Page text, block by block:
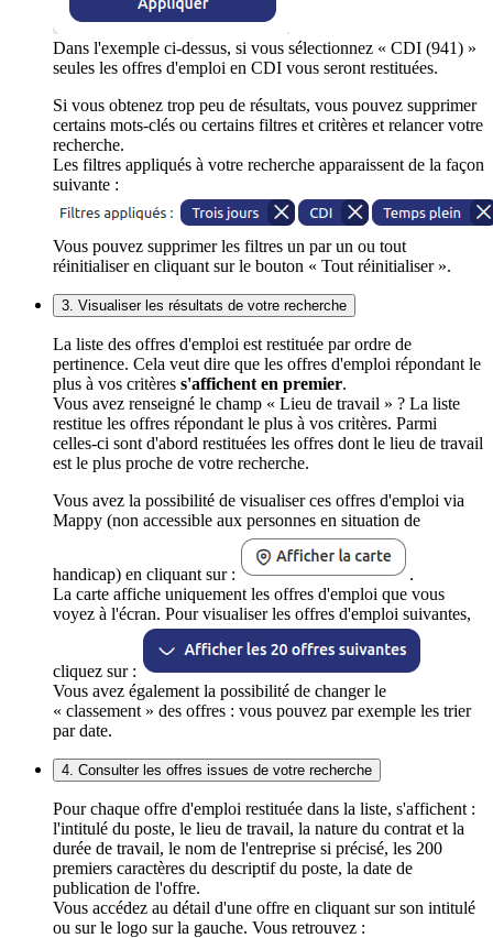
Dans l'exemple ci-dessus, si vous sélectionnez « CDI (941) »
seules les offres d'emploi en CDI vous seront restituées.
Si vous obtenez trop peu de résultats, vous pouvez supprimer
certains mots-clés ou certains filtres et critères et relancer votre
recherche.
Les filtres appliqués à votre recherche apparaissent de la façon
suivante :
Vous pouvez supprimer les filtres un par un ou tout
réinitialiser en cliquant sur le bouton « Tout réinitialiser ».
3. Visualiser les résultats de votre recherche
La liste des offres d'emploi est restituée par ordre de
pertinence. Cela veut dire que les offres d'emploi répondant le
plus à vos critères s'affichent en premier.
Vous avez renseigné le champ « Lieu de travail » ? La liste
restitue les offres répondant le plus à vos critères. Parmi
celles-ci sont d'abord restituées les offres dont le lieu de travail
est le plus proche de votre recherche.
Vous avez la possibilité de visualiser ces offres d'emploi via
Mappy (non accessible aux personnes en situation de
handicap) en cliquant sur :
.
La carte affiche uniquement les offres d'emploi que vous
voyez à l'écran. Pour visualiser les offres d'emploi suivantes,
cliquez sur :
Vous avez également la possibilité de changer le
« classement » des offres : vous pouvez par exemple les trier
par date.
4. Consulter les offres issues de votre recherche
Pour chaque offre d'emploi restituée dans la liste, s'affichent :
l'intitulé du poste, le lieu de travail, la nature du contrat et la
durée de travail, le nom de l'entreprise si précisé, les 200
premiers caractères du descriptif du poste, la date de
publication de l'offre.
Vous accédez au détail d'une offre en cliquant sur son intitulé
ou sur le logo sur la gauche. Vous retrouvez :